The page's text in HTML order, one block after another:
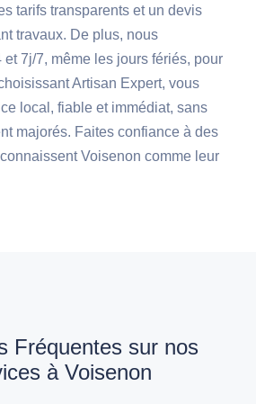
tarifs transparents et un devis
travaux. De plus, nous
7j/7, même les jours fériés, pour
Artisan Expert, vous
local, fiable et immédiat, sans
majorés. Faites confiance à des
Voisenon comme leur
Fréquentes sur nos
à Voisenon